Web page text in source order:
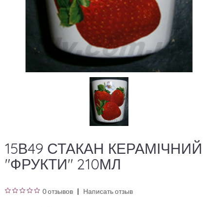
15В49 СТАКАН КЕРАМІЧНИЙ
"ФРУКТИ" 210МЛ
0 отзывов Написать отзыв